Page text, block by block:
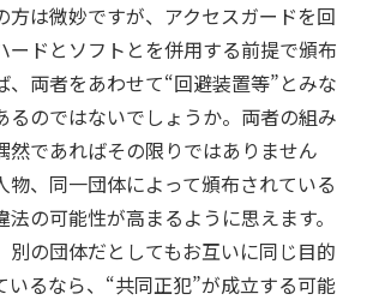
は微妙ですが、アクセスガードを回
ードとソフトとを併用する前提で頒布
、両者をあわせて“回避装置等”とみな
るのではないでしょうか。両者の組み
然であればその限りではありません
物、同一団体によって頒布されている
の可能性が高まるように思えます。
別の団体だとしてもお互いに同じ目的
いるなら、“共同正犯”が成立する可能